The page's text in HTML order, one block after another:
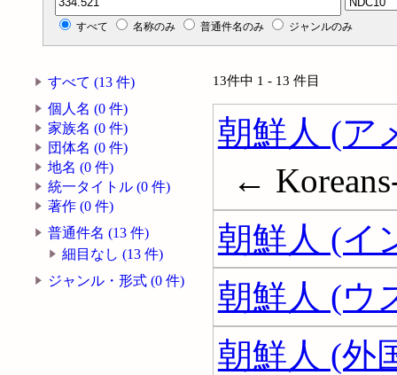
すべて 名称のみ 普通件名のみ ジャンルのみ
すべて (13 件)
個人名 (0 件)
家族名 (0 件)
団体名 (0 件)
地名 (0 件)
統一タイトル (0 件)
著作 (0 件)
普通件名 (13 件)
細目なし (13 件)
ジャンル・形式 (0 件)
13件中 1 - 13 件目
朝鮮人 (ア
←
朝鮮人 (イ
朝鮮人 (ウ
朝鮮人 (外